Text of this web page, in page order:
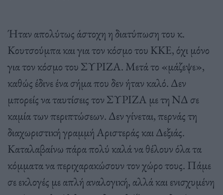
Ήταν απολύτως άστοχη η διατύπωση του κ.
Κουτσούμπα και για τον κόσμο του ΚΚΕ, όχι μόνο
για τον κόσμο του ΣΥΡΙΖΑ. Μετά το «μάζεψε»,
καθώς έδινε ένα σήμα που δεν ήταν καλό. Δεν
μπορείς να ταυτίσεις τον ΣΥΡΙΖΑ με τη ΝΔ σε
καμία των περιπτώσεων. Δεν γίνεται, περνάς τη
διαχωριστική γραμμή Αριστεράς και Δεξιάς.
Καταλαβαίνω πάρα πολύ καλά να θέλουν όλα τα
κόμματα να περιχαρακώσουν τον χώρο τους. Πάμε
σε εκλογές με απλή αναλογική, αλλά και ενισχυμένη